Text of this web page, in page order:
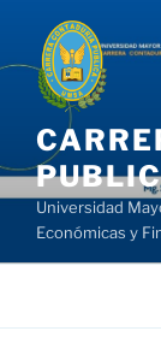
contenido
Universidad
Económicas y